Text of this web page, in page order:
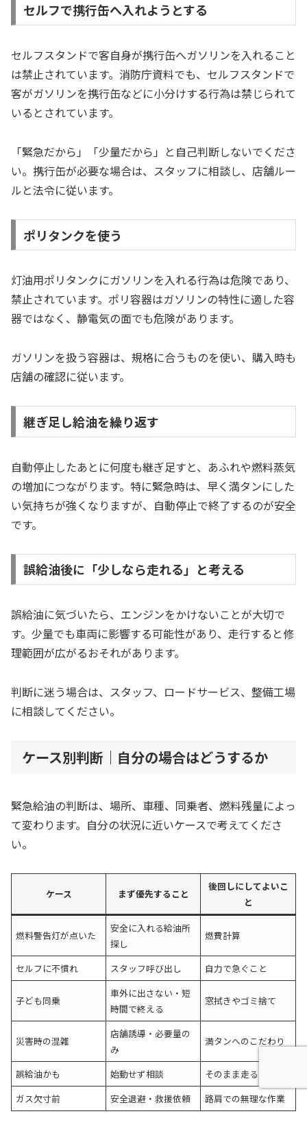
セルフで携行缶へ入れようとする
セルフスタンドで客自身が携行缶へガソリンを入れること
は禁止されています。消防庁資料でも、セルフスタンドで
客がガソリンを携行缶などに小分けする行為は禁じられて
いるとされています。
「緊急だから」「少量だから」と自己判断しないでくださ
い。携行缶が必要な場合は、スタッフに相談し、店舗ルー
ルと法令に従います。
ポリタンクを使う
灯油用ポリタンクにガソリンを入れる行為は危険であり、
禁止されています。ポリ容器はガソリンの特性に適した容
器ではなく、静電気の面でも危険があります。
ガソリンを扱う容器は、規格に合うものを使い、購入時も
店舗の確認に従います。
継ぎ足し給油を繰り返す
自動停止したあとに何度も継ぎ足すと、あふれや燃料蒸気
の増加につながります。特に緊急時は、早く満タンにした
い気持ちが強くなりますが、自動停止で終了するのが安全
です。
誤給油後に「少しなら走れる」と考える
誤給油に気づいたら、エンジンをかけないことが大切で
す。少量でも車両に影響する可能性があり、走行すると修
理範囲が広がるおそれがあります。
判断に迷う場合は、スタッフ、ロードサービス、整備工場
に相談してください。
ケース別判断｜自分の場合はどうするか
緊急給油の判断は、場所、車種、同乗者、燃料残量によっ
て変わります。自分の状況に近いケースで考えてくださ
い。
ケース まず優先すること
後回しにしてよいこ
と
燃料警告灯が点いた
安全に入れる給油所
探し
燃費計算
セルフに不慣れ スタッフ呼び出し 自力で急ぐこと
子ども同乗
車外に出さない・短
時間で終える
窓拭きやゴミ捨て
災害時の混雑
店舗誘導・必要量の
み
満タンへのこだわり
誤給油かも 始動せず相談
そのまま走ること
ガス欠寸前
安全退避・救援依頼 路肩での無理な作業